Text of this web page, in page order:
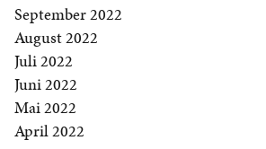
September 2022
August 2022
Juli 2022
Juni 2022
Mai 2022
April 2022